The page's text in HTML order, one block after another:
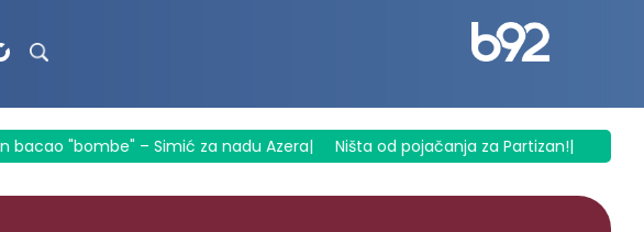
"bombe" – Simić za nadu Azera| Ništa od pojačanja za Partizan!|